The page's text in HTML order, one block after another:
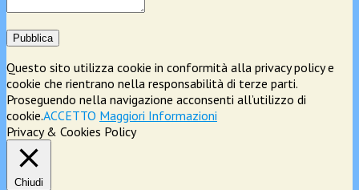
Pubblica
Questo sito utilizza cookie in conformità alla privacy policy e
cookie che rientrano nella responsabilità di terze parti.
Proseguendo nella navigazione acconsenti all’utilizzo di
cookie.ACCETTO Maggiori Informazioni
Privacy & Cookies Policy
Chiudi